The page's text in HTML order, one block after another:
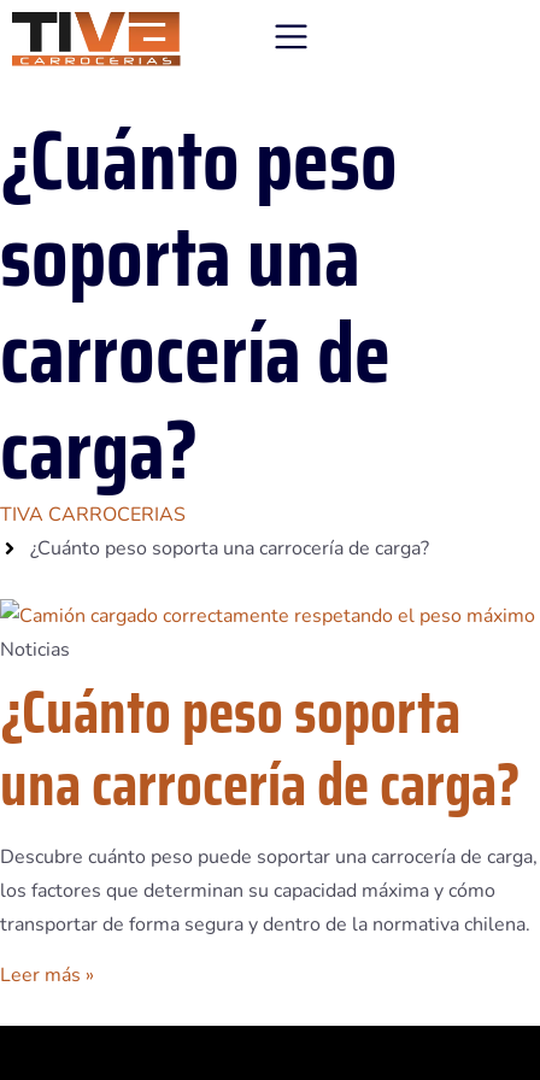
¿Cuánto peso
soporta una
carrocería de
carga?
TIVA CARROCERIAS
¿Cuánto peso soporta una carrocería de carga?
Noticias
¿Cuánto peso soporta
una carrocería de carga?
Descubre cuánto peso puede soportar una carrocería de carga,
los factores que determinan su capacidad máxima y cómo
transportar de forma segura y dentro de la normativa chilena.
Leer más »